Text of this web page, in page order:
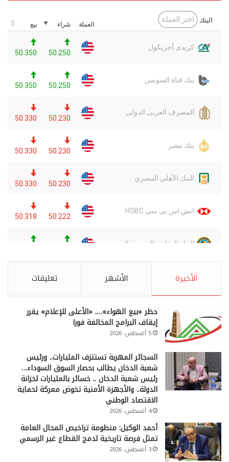
الأخيرة الأشهر تعليقات
حظر «بيع الهواء»…. «الأعلى للإعلام» يقرر
إيقاف البرامج المخالفة فورا
5 أغسطس، 2026
السجائر المهربة تستنزف المليارات.. ورئيس
شعبة الدخان يطالب بحصار السوق السوداء…
رئيس شعبة الدخان .. خسائر بالمليارات لخزانة
الدولة.. والأجهزة الأمنية تخوض معركة لحماية
الاقتصاد الوطني
4 أغسطس، 2026
أحمد الوكيل: منظومة تراخيص المحال العامة
تمثل فرصة تاريخية لدمج القطاع غير الرسمي
3 أغسطس، 2026